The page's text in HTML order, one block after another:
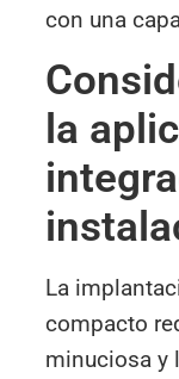
con una
la
La
compacto
minuciosa y